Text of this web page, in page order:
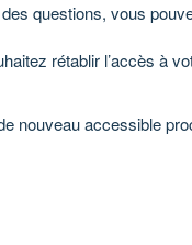
questions, vous
rétablir l’accès à
nouveau accessible